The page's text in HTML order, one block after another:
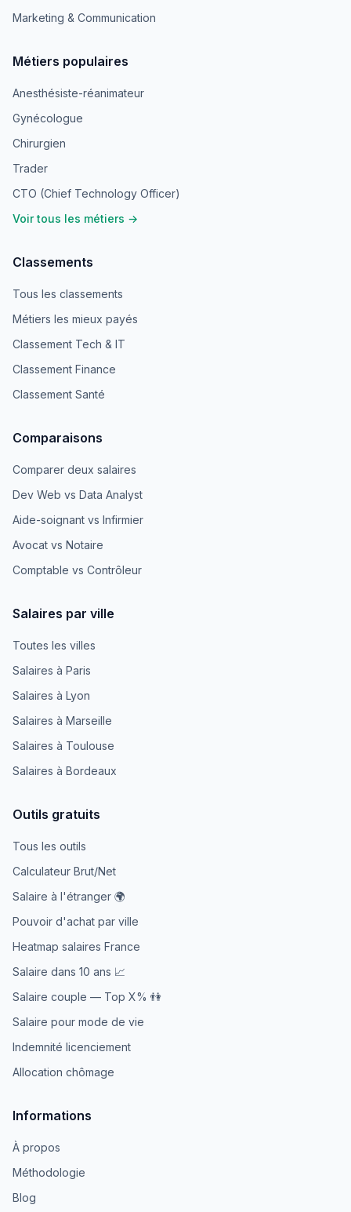
Marketing & Communication
Métiers populaires
Anesthésiste-réanimateur
Gynécologue
Chirurgien
Trader
CTO (Chief Technology Officer)
Voir tous les métiers →
Classements
Tous les classements
Métiers les mieux payés
Classement Tech & IT
Classement Finance
Classement Santé
Comparaisons
Comparer deux salaires
Dev Web vs Data Analyst
Aide-soignant vs Infirmier
Avocat vs Notaire
Comptable vs Contrôleur
Salaires par ville
Toutes les villes
Salaires à Paris
Salaires à Lyon
Salaires à Marseille
Salaires à Toulouse
Salaires à Bordeaux
Outils gratuits
Tous les outils
Calculateur Brut/Net
Salaire à l'étranger 🌍
Pouvoir d'achat par ville
Heatmap salaires France
Salaire dans 10 ans 📈
Salaire couple — Top X% 👫
Salaire pour mode de vie
Indemnité licenciement
Allocation chômage
Informations
À propos
Méthodologie
Blog